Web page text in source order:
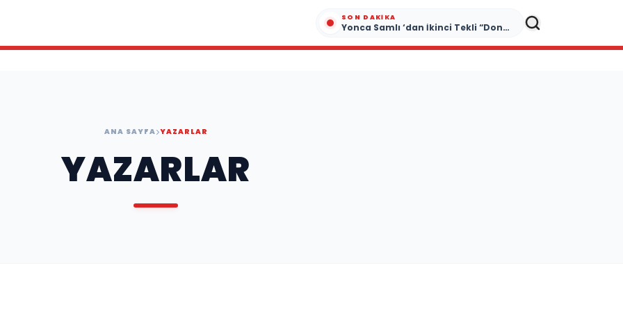
SON DAKIKA
Yonca Samlı ‘dan İkinci Tekli “Donacaksın Sevgilim “ yayımlandı
ANA SAYFA YAZARLAR
YAZARLAR